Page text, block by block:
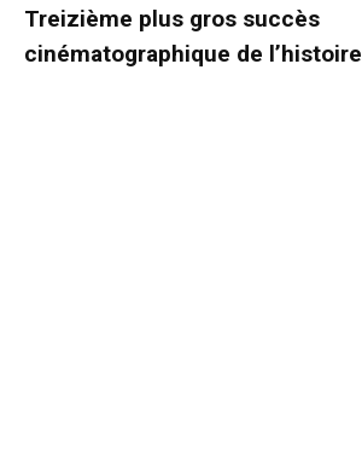
Treizième plus gros succès
cinématographique de l’histoire